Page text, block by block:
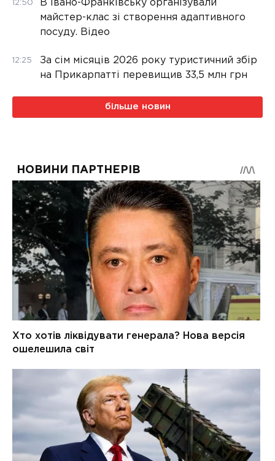
12:50
В Івано-Франківську організували
майстер-клас зі створення адаптивного
посуду. Відео
12:25
За сім місяців 2026 року туристичний збір
на Прикарпатті перевищив 33,5 млн грн
більше новин